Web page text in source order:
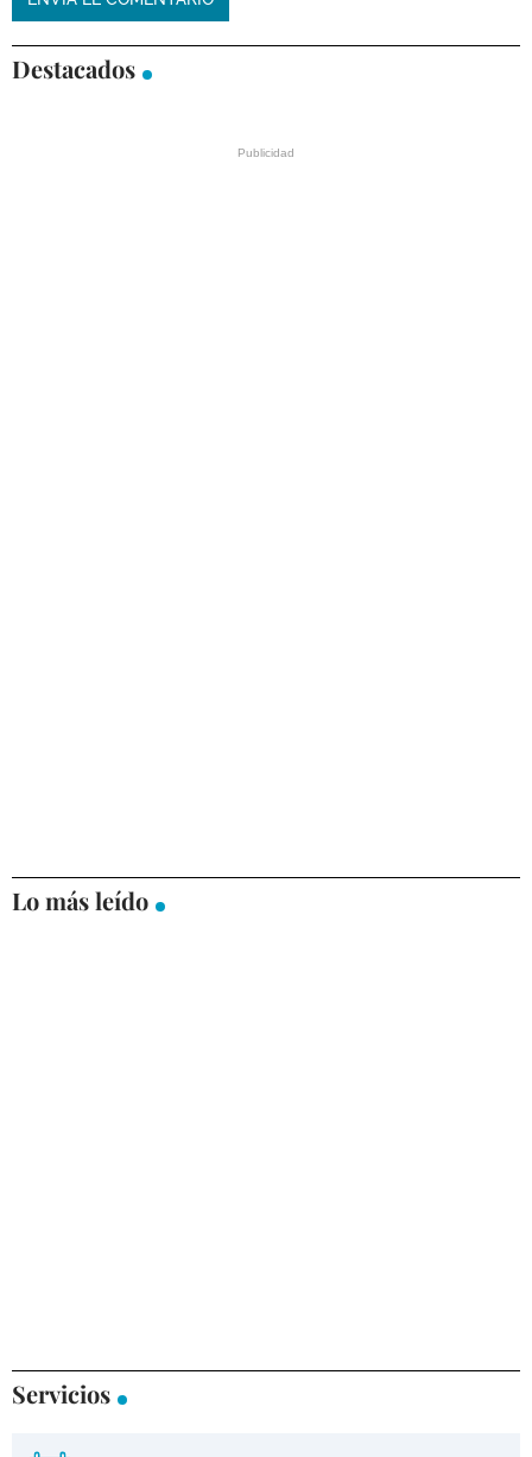
Destacados
Lo más leído
Servicios